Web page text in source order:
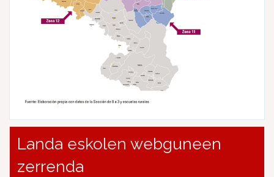
Landa eskolen webguneen
zerrenda